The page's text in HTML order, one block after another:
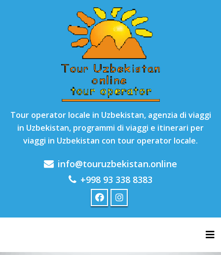
Tour operator locale in Uzbekistan, agenzia di viaggi
in Uzbekistan, programmi di viaggi e itinerari per
viaggi in Uzbekistan con tour operator locale.
info@touruzbekistan.online
+998 93 338 8383